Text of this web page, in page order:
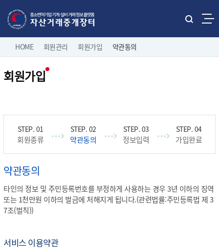
통
비
게
HOME 회원관리 회원가입 약관동의
회원가입
회원종류 약관동의 정보입력 가입완료
약관동의
타인의 정보 및 주민등록번호를 부정하게 사용하는 경우 3년 이하의 징역
또는 1천만원 이하의 벌금에 처해지게 됩니다.(관련법률:주민등록법 제 3
7조(벌칙))
서비스 이용약관
홈으로 로그인
직거래 매물보기
삽니다
나의 거래정보
고객마당
이용 안내